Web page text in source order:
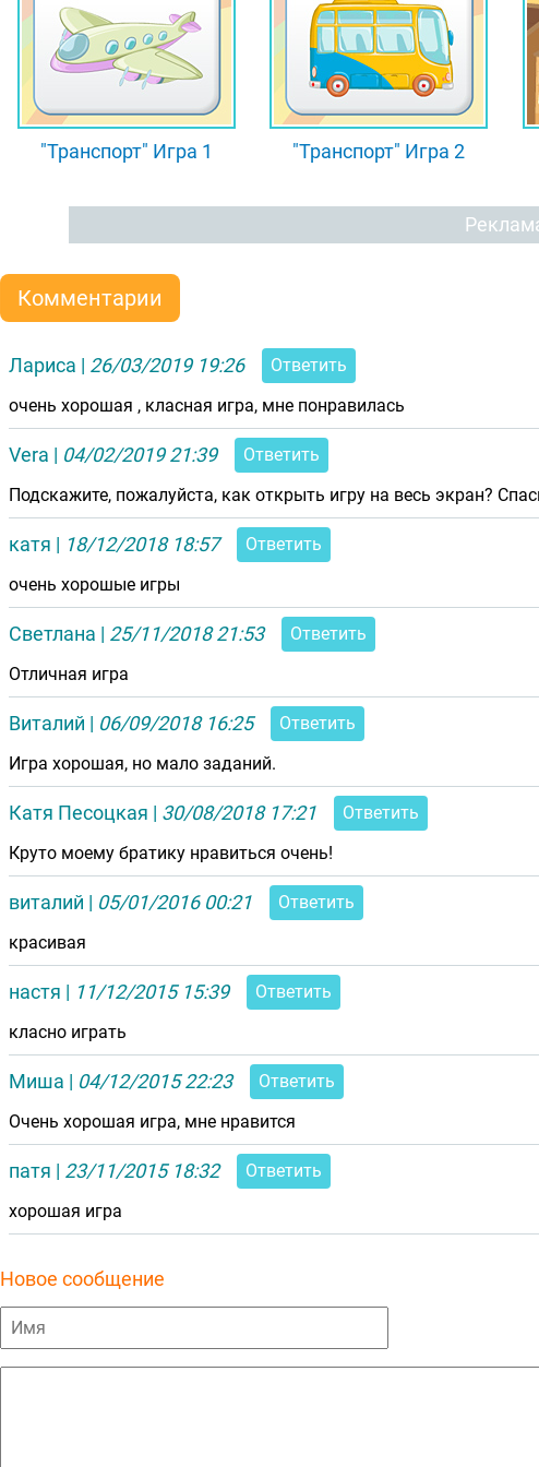
"Транспорт" Игра 1 "Транспорт" Игра 2
Комментарии
Лариса | 26/03/2019 19:26
Ответить
очень хорошая , класная игра, мне понравилась
Vera | 04/02/2019 21:39
Ответить
Подскажите, пожалуйста, как открыть игру на весь экран?
катя | 18/12/2018 18:57
Ответить
очень хорошые игры
Светлана | 25/11/2018 21:53
Ответить
Отличная игра
Виталий | 06/09/2018 16:25
Ответить
Игра хорошая, но мало заданий.
Катя Песоцкая | 30/08/2018 17:21
Ответить
Круто моему братику нравиться очень!
виталий | 05/01/2016 00:21
Ответить
красивая
настя | 11/12/2015 15:39
Ответить
класно играть
Миша | 04/12/2015 22:23
Ответить
Очень хорошая игра, мне нравится
патя | 23/11/2015 18:32
Ответить
хорошая игра
Новое сообщение